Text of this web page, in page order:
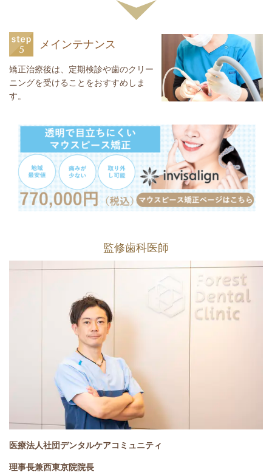
メインテナンス
矯正治療後は、定期検診や歯のクリー
ニングを受けることをおすすめしま
す。
監修歯科医師
医療法人社団デンタルケアコミュニティ
理事長兼西東京院院長